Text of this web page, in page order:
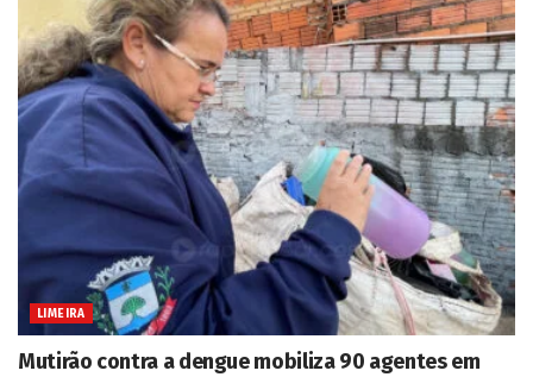
LIMEIRA
Mutirão contra a dengue mobiliza 90 agentes em